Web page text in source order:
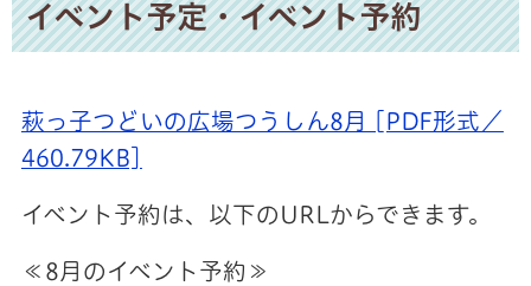
イベント予定・イベント予約
萩っ子つどいの広場つうしん8月 [PDF形式／
460.79KB]
イベント予約は、以下のURLからできます。
≪8月のイベント予約≫